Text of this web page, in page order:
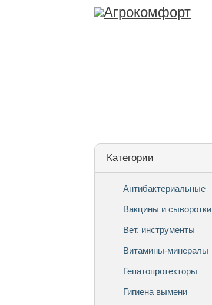
Категории
Антибактериальные
Вакцины и сыворотки
Вет. инструменты
Витамины-минералы
Гепатопротекторы
Гигиена вымени